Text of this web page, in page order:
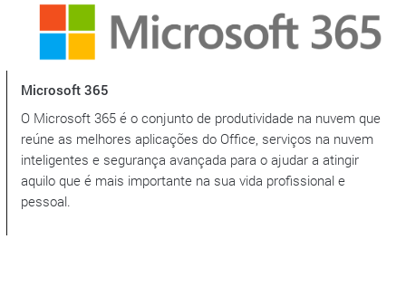
Microsoft 365
O Microsoft 365 é o conjunto de produtividade na nuvem que
reúne as melhores aplicações do Office, serviços na nuvem
inteligentes e segurança avançada para o ajudar a atingir
aquilo que é mais importante na sua vida profissional e
pessoal.